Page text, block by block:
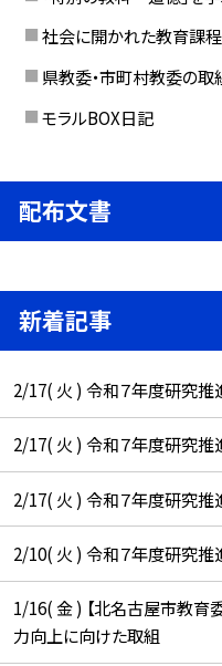
社会に開かれた教育課程
県教委・市町村教委の取
モラルBOX日記
配布文書
新着記事
2/17( 火 ) 令和７年度研究
2/17( 火 ) 令和７年度研究
2/17( 火 ) 令和７年度研究
2/10( 火 ) 令和７年度研究
1/16( 金 ) 【北名古屋市教育
力向上に向けた取組